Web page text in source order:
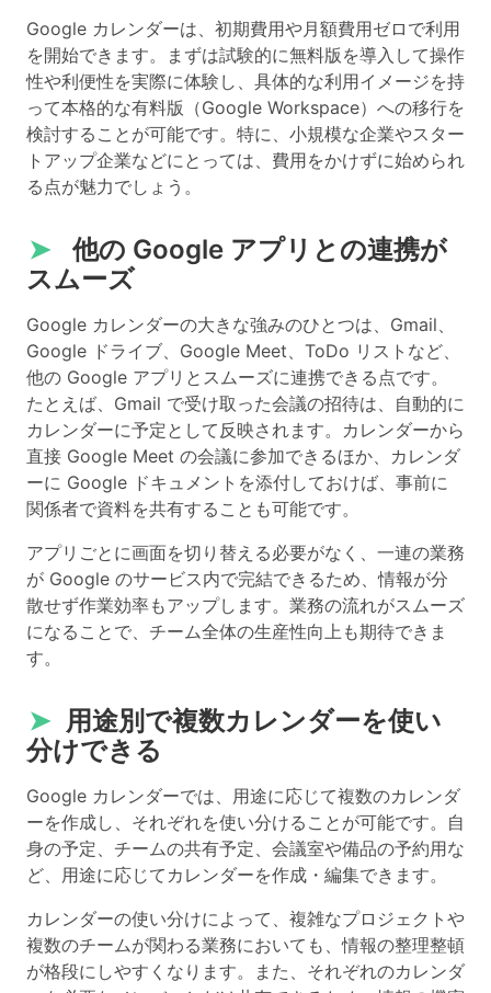
Google カレンダーは、初期費用や月額費用ゼロで利用
を開始できます。まずは試験的に無料版を導入して操作
性や利便性を実際に体験し、具体的な利用イメージを持
って本格的な有料版（Google Workspace）への移行を
検討することが可能です。特に、小規模な企業やスター
トアップ企業などにとっては、費用をかけずに始められ
る点が魅力でしょう。
➤
他の Google アプリとの連携が
スムーズ
Google カレンダーの大きな強みのひとつは、Gmail、
Google ドライブ、Google Meet、ToDo リストなど、
他の Google アプリとスムーズに連携できる点です。
たとえば、Gmail で受け取った会議の招待は、自動的に
カレンダーに予定として反映されます。カレンダーから
直接 Google Meet の会議に参加できるほか、カレンダ
ーに Google ドキュメントを添付しておけば、事前に
関係者で資料を共有することも可能です。
アプリごとに画面を切り替える必要がなく、一連の業務
が Google のサービス内で完結できるため、情報が分
散せず作業効率もアップします。業務の流れがスムーズ
になることで、チーム全体の生産性向上も期待できま
す。
➤ 用途別で複数カレンダーを使い
分けできる
Google カレンダーでは、用途に応じて複数のカレンダ
ーを作成し、それぞれを使い分けることが可能です。自
身の予定、チームの共有予定、会議室や備品の予約用な
ど、用途に応じてカレンダーを作成・編集できます。
カレンダーの使い分けによって、複雑なプロジェクトや
複数のチームが関わる業務においても、情報の整理整頓
が格段にしやすくなります。また、それぞれのカレンダ